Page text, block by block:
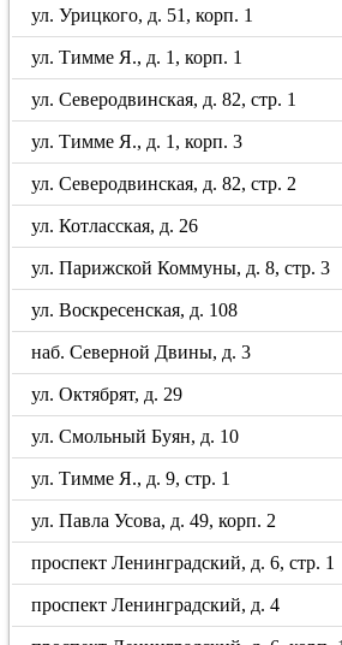
ул. Урицкого, д. 51, корп. 1
ул. Тимме Я., д. 1, корп. 1
ул. Северодвинская, д. 82, стр. 1
ул. Тимме Я., д. 1, корп. 3
ул. Северодвинская, д. 82, стр. 2
ул. Котласская, д. 26
ул. Парижской Коммуны, д. 8, стр. 3
ул. Воскресенская, д. 108
наб. Северной Двины, д. 3
ул. Октябрят, д. 29
ул. Смольный Буян, д. 10
ул. Тимме Я., д. 9, стр. 1
ул. Павла Усова, д. 49, корп. 2
проспект Ленинградский, д. 6, стр. 1
проспект Ленинградский, д. 4